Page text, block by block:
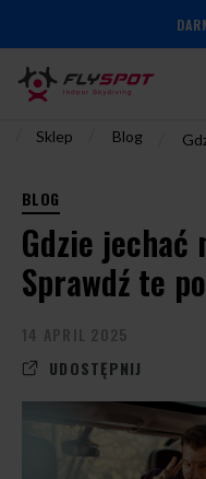
Sklep Blog
BLOG
Gdzie jechać
Sprawdź te
14 APRIL 2025
UDOSTĘPNIJ